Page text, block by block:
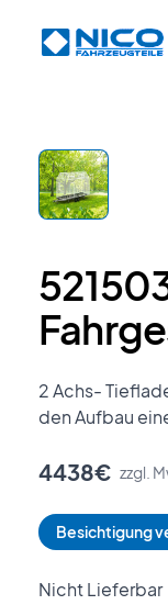
2 Achs-
den Aufbau
4438€ zzgl.
Besichtigung
Nicht Lieferbar